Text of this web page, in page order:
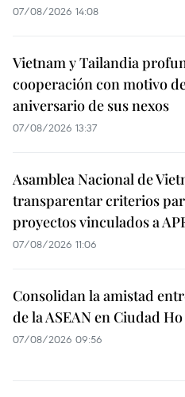
07/08/2026 14:08
Vietnam y Tailandia
cooperación con motivo
aniversario de sus nexos
07/08/2026 13:37
Asamblea Nacional de
transparentar criterios
proyectos vinculados a
07/08/2026 11:06
Consolidan la amistad
de la ASEAN en Ciudad
07/08/2026 09:56